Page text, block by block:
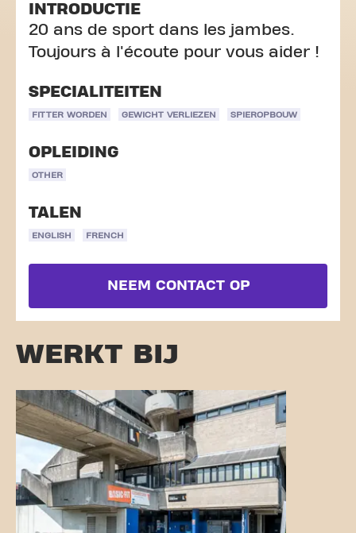
INTRODUCTIE
20 ans de sport dans les jambes.
Toujours à l'écoute pour vous aider !
SPECIALITEITEN
FITTER WORDEN GEWICHT VERLIEZEN SPIEROPBOUW
OPLEIDING
OTHER
TALEN
ENGLISH FRENCH
NEEM CONTACT OP
WERKT BIJ